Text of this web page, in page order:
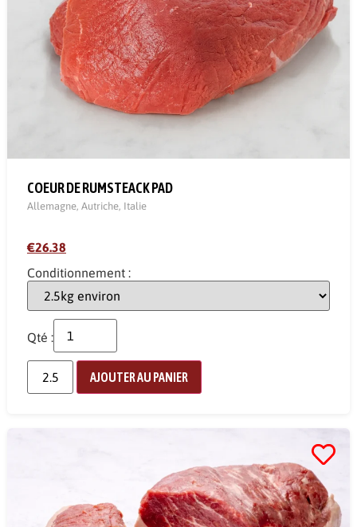
COEUR DE RUMSTEACK PAD
Allemagne, Autriche, Italie
€26.38
Conditionnement :
Qté :
AJOUTER AU PANIER